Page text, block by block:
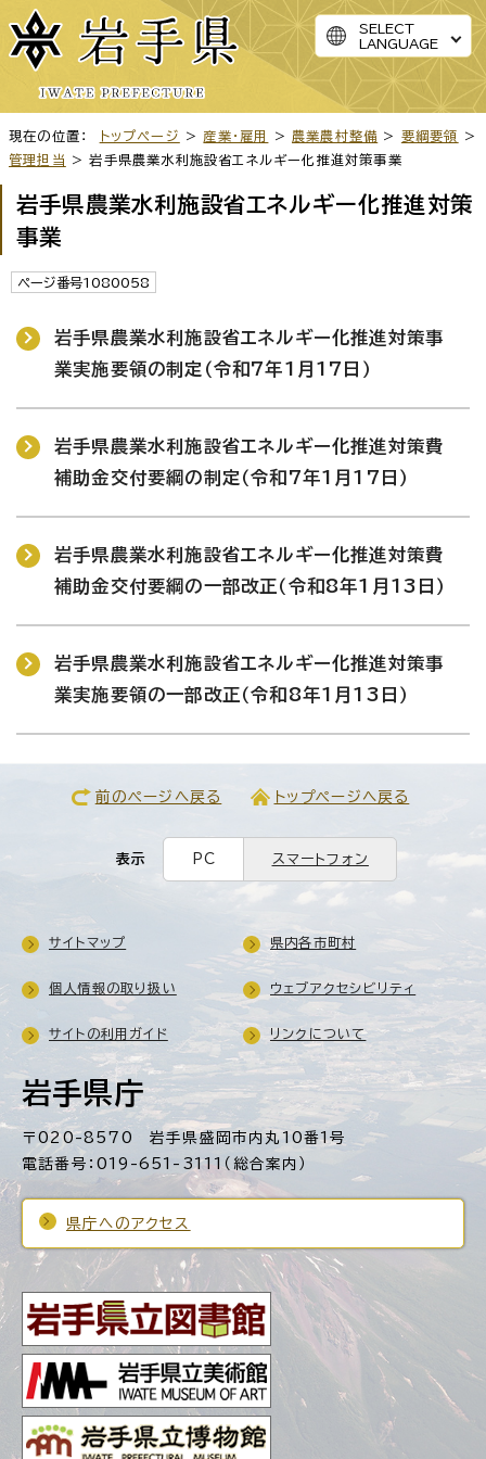
SELECT
LANGUAGE
現在の位置： トップページ > 産業・雇用 > 農業農村整備 > 要綱要領
>
管理担当
> 岩手県農業水利施設省エネルギー化推進対策事業
岩手県農業水利施設省エネルギー化推進対策
事業
ページ番号1080058
岩手県農業水利施設省エネルギー化推進対策事
業実施要領の制定（令和7年1月17日）
岩手県農業水利施設省エネルギー化推進対策費
補助金交付要綱の制定（令和7年1月17日）
岩手県農業水利施設省エネルギー化推進対策費
補助金交付要綱の一部改正（令和8年1月13日）
岩手県農業水利施設省エネルギー化推進対策事
業実施要領の一部改正（令和8年1月13日）
前のページへ戻る トップページへ戻る
表示 PC スマートフォン
岩手県庁
〒020-8570 岩手県盛岡市内丸10番1号
電話番号：019-651-3111（総合案内）
県庁へのアクセス
サイトマップ 県内各市町村
個人情報の取り扱い ウェブアクセシビリティ
サイトの利用ガイド リンクについて